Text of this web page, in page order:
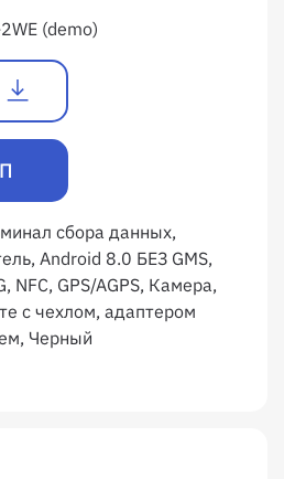
(demo)
сбора данных,
Android 8.0 БЕЗ GMS,
NFC, GPS/AGPS, Камера,
с чехлом, адаптером
Черный